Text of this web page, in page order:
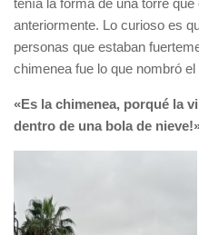
tenía la forma de una torre
anteriormente. Lo curioso es
personas que estaban
chimenea fue lo que nombró el
«Es la chimenea, porqué la
dentro de una bola de